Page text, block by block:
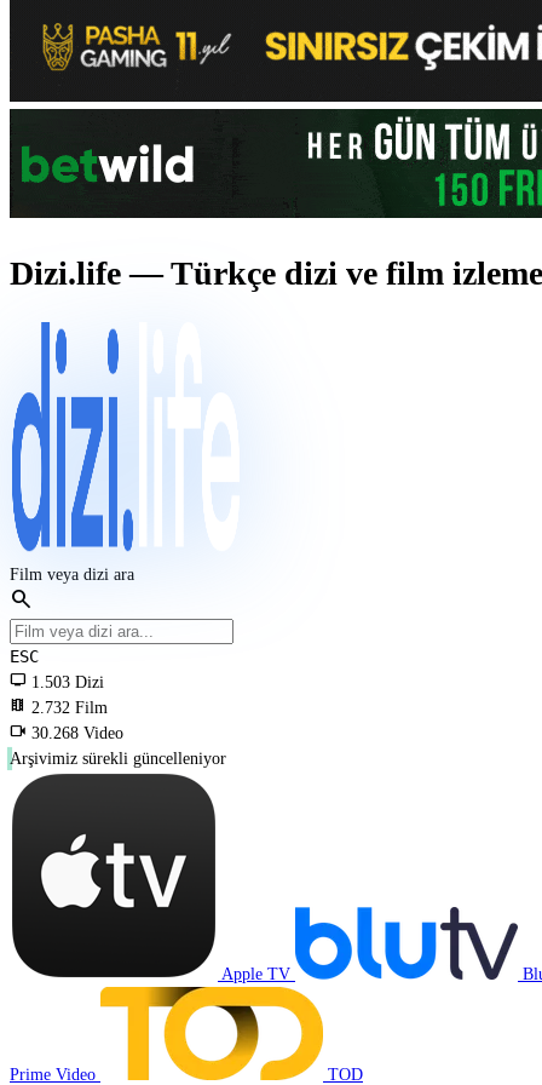
Dizi.life — Türkçe dizi ve film
Film veya dizi ara
search
ESC
tv 1.503 Dizi
local_movies 2.732 Film
videocam 30.268 Video
Arşivimiz sürekli güncelleniyor
Apple TV
Prime Video TOD